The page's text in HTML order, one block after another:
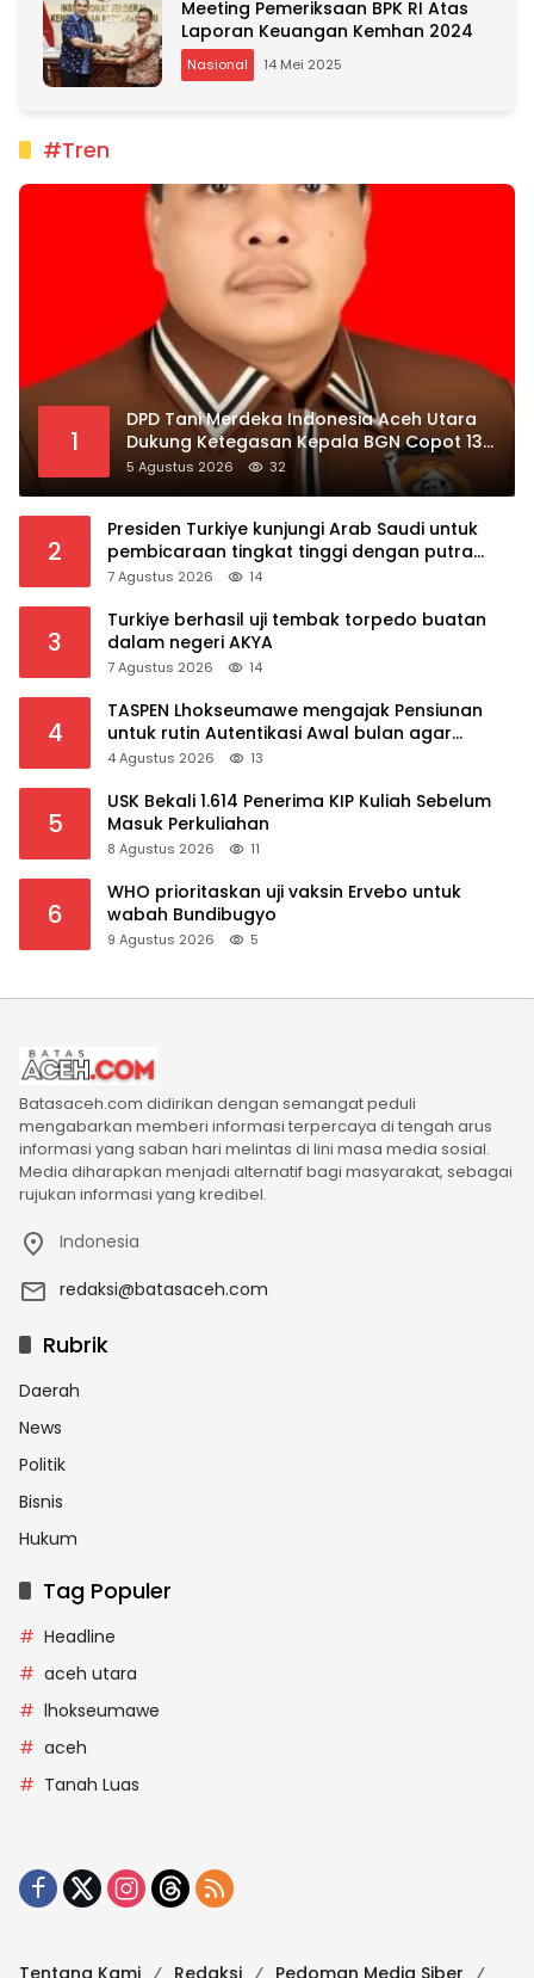
Meeting Pemeriksaan BPK RI Atas
Laporan Keuangan Kemhan 2024
Nasional 14 Mei 2025
#Tren
1
DPD Tani Merdeka Indonesia Aceh Utara
Dukung Ketegasan Kepala BGN Copot 137
Kepala SPPG
5 Agustus 2026 32
2
Presiden Turkiye kunjungi Arab Saudi untuk
pembicaraan tingkat tinggi dengan putra
mahkota Saudi dan PM Pakistan
7 Agustus 2026 14
3
Turkiye berhasil uji tembak torpedo buatan
dalam negeri AKYA
7 Agustus 2026 14
4
TASPEN Lhokseumawe mengajak Pensiunan
untuk rutin Autentikasi Awal bulan agar
Manfaat Pensiun tetap Lancar
4 Agustus 2026 13
5
USK Bekali 1.614 Penerima KIP Kuliah Sebelum
Masuk Perkuliahan
8 Agustus 2026 11
6
WHO prioritaskan uji vaksin Ervebo untuk
wabah Bundibugyo
9 Agustus 2026 5
Batasaceh.com didirikan dengan semangat peduli
mengabarkan memberi informasi terpercaya di tengah arus
informasi yang saban hari melintas di lini masa media sosial.
Media diharapkan menjadi alternatif bagi masyarakat, sebagai
rujukan informasi yang kredibel.
Indonesia
redaksi@batasaceh.com
Rubrik
Daerah
News
Politik
Bisnis
Hukum
Tag Populer
Headline
aceh utara
lhokseumawe
aceh
Tanah Luas
Tentang Kami Redaksi Pedoman Media Siber